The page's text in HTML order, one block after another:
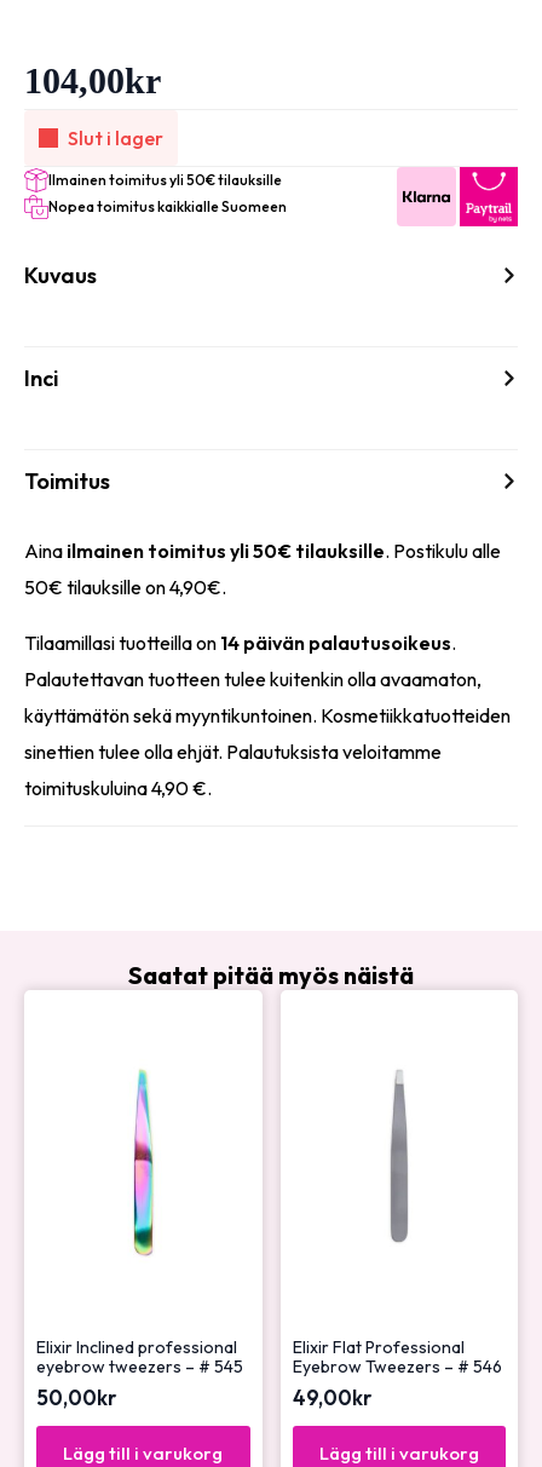
104,00kr
Slut i lager
Ilmainen toimitus yli 50€ tilauksille
Nopea toimitus kaikkialle Suomeen
Kuvaus
Inci
Toimitus
Aina ilmainen toimitus yli 50€ tilauksille. Postikulu alle
50€ tilauksille on 4,90€.
Tilaamillasi tuotteilla on 14 päivän palautusoikeus.
Palautettavan tuotteen tulee kuitenkin olla avaamaton,
käyttämätön sekä myyntikuntoinen. Kosmetiikkatuotteiden
sinettien tulee olla ehjät. Palautuksista veloitamme
toimituskuluina 4,90 €.
Saatat pitää myös näistä
Elixir Inclined professional
eyebrow tweezers – # 545
50,00kr
Lägg till i varukorg
Elixir Flat Professional
Eyebrow Tweezers – # 546
49,00kr
Lägg till i varukorg